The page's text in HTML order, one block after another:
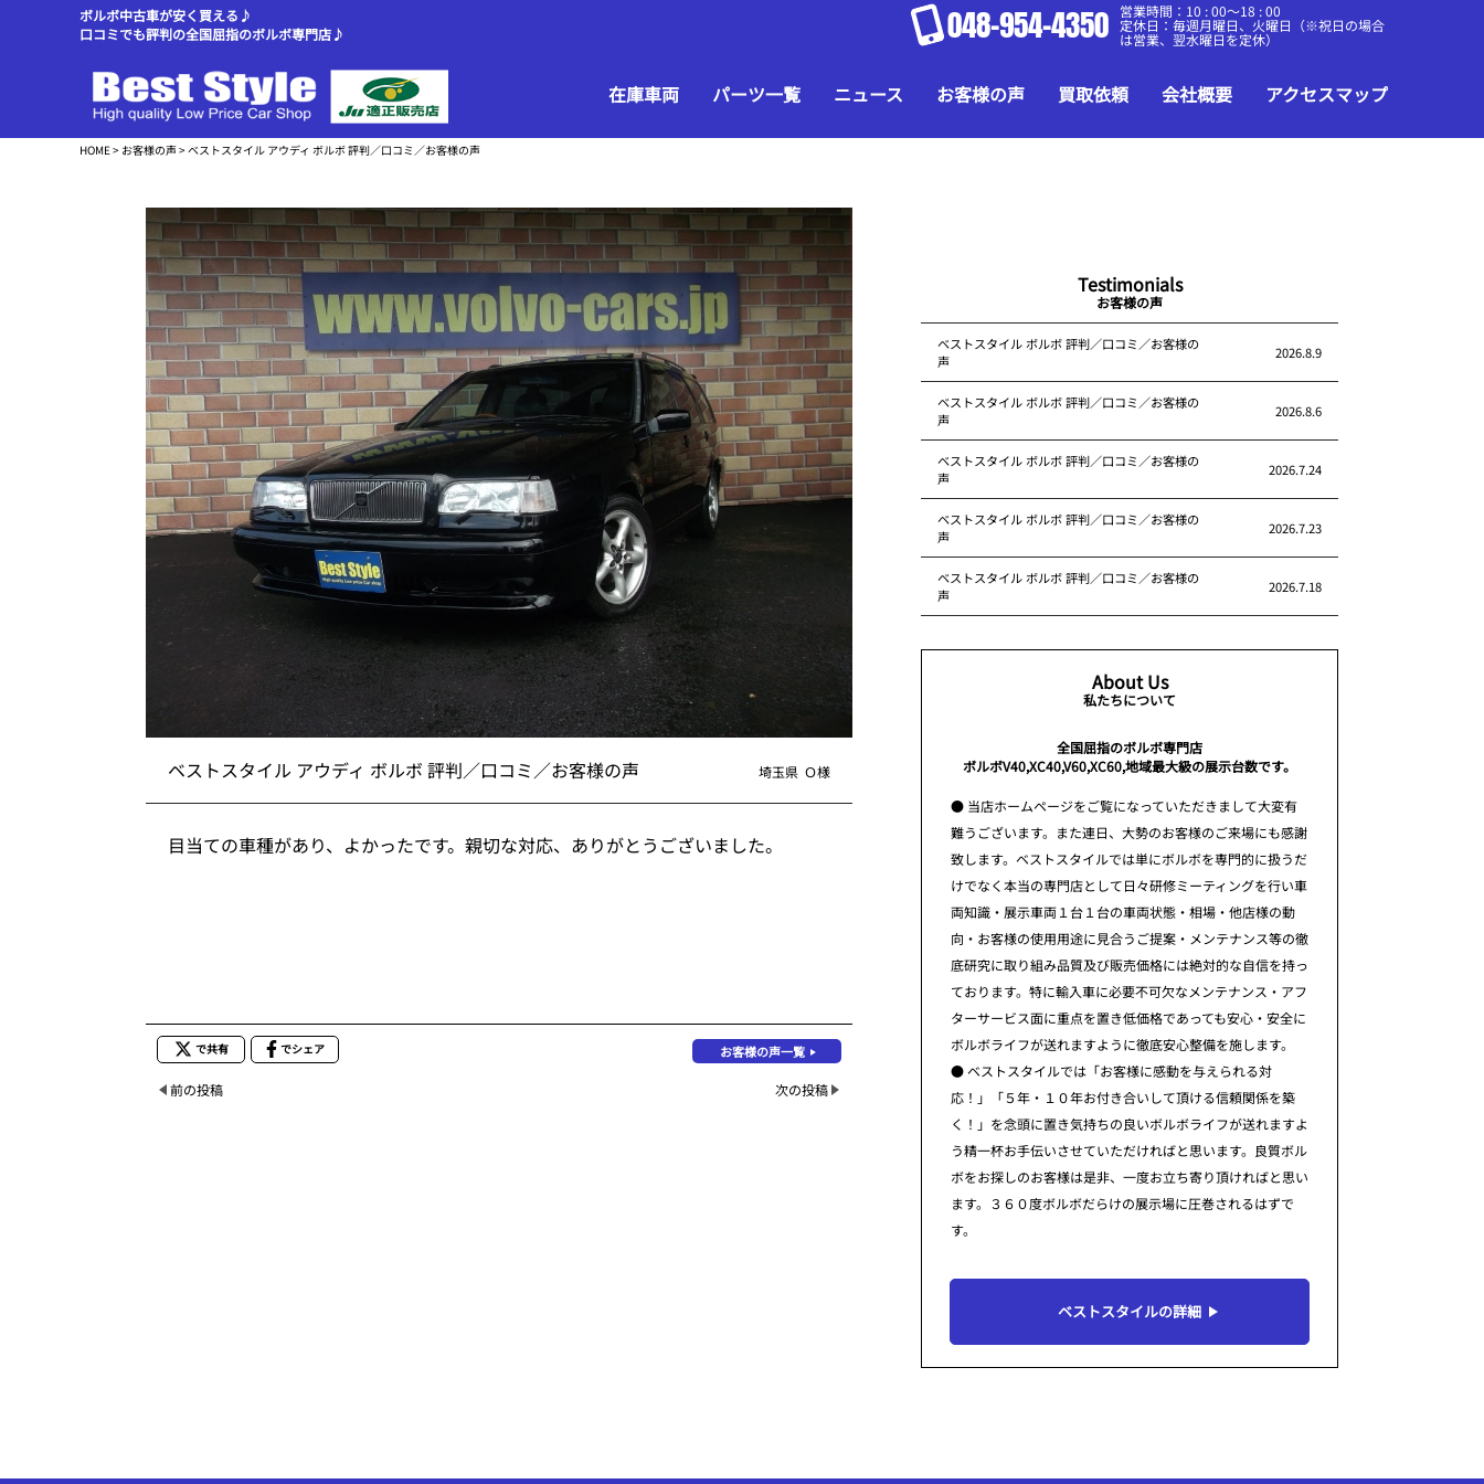
ボルボ中古車が安く買える♪
口コミでも評判の全国屈指のボルボ専門店♪
048-954-4350 営業時間：10 : 00～18 : 00
定休日：毎週月曜日、火曜日（※祝日の場合
は営業、翌水曜日を定休）
在庫車両 パーツ一覧 ニュース お客様の声 買取依頼 会社概要 アクセスマップ
HOME> お客様の声> ベストスタイル アウディ ボルボ 評判／口コミ／お客様の声
ベストスタイル アウディ ボルボ 評判／口コミ／お客様の声 埼玉県 Ｏ様
目当ての車種があり、よかったです。親切な対応、ありがとうございました。
で共有 でシェア お客様の声一覧
前の投稿 次の投稿
Testimonials
お客様の声
ベストスタイル ボルボ 評判／口コミ／お客様の
声
2026.8.9
ベストスタイル ボルボ 評判／口コミ／お客様の
声
2026.8.6
ベストスタイル ボルボ 評判／口コミ／お客様の
声
2026.7.24
ベストスタイル ボルボ 評判／口コミ／お客様の
声
2026.7.23
ベストスタイル ボルボ 評判／口コミ／お客様の
声
2026.7.18
About Us
私たちについて
全国屈指のボルボ専門店
ボルボV40,XC40,V60,XC60,地域最大級の展示台数です。
● 当店ホームページをご覧になっていただきまして大変有
難うございます。また連日、大勢のお客様のご来場にも感謝
致します。ベストスタイルでは単にボルボを専門的に扱うだ
けでなく本当の専門店として日々研修ミーティングを行い車
両知識・展示車両１台１台の車両状態・相場・他店様の動
向・お客様の使用用途に見合うご提案・メンテナンス等の徹
底研究に取り組み品質及び販売価格には絶対的な自信を持っ
ております。特に輸入車に必要不可欠なメンテナンス・アフ
ターサービス面に重点を置き低価格であっても安心・安全に
ボルボライフが送れますように徹底安心整備を施します。
● ベストスタイルでは「お客様に感動を与えられる対
応！」「５年・１０年お付き合いして頂ける信頼関係を築
く！」を念頭に置き気持ちの良いボルボライフが送れますよ
う精一杯お手伝いさせていただければと思います。良質ボル
ボをお探しのお客様は是非、一度お立ち寄り頂ければと思い
ます。３６０度ボルボだらけの展示場に圧巻されるはずで
す。
ベストスタイルの詳細